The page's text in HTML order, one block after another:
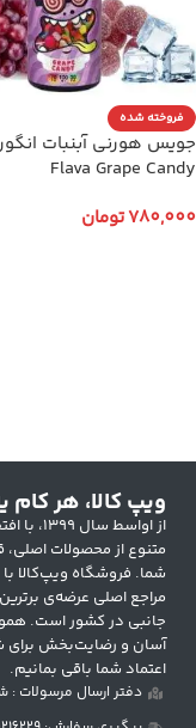
فروخته شده
Flava Grape Candy
780,000تومان
ویپ کالا، هر کام
از
متنوع از محصولات
شما. فروشگاه ویپ‌کالا
مراجع اصلی عرضه‌ی
جانبی در کشور است.
آسان و رضایت‌بخش برای
اعتماد شما باقی بمانیم.
دفتر ارسال مرسولات :